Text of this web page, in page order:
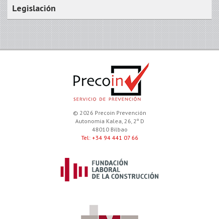
Legislación
© 2026 Precoin Prevención
Autonomia Kalea, 26, 2º D
48010 Bilbao
Tel: +34 94 441 07 66